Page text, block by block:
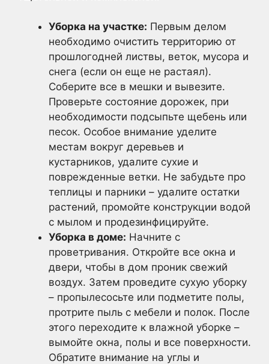
Уборка на участке: Первым делом
необходимо очистить территорию от
прошлогодней листвы, веток, мусора и
снега (если он еще не растаял).
Соберите все в мешки и вывезите.
Проверьте состояние дорожек, при
необходимости подсыпьте щебень или
песок. Особое внимание уделите
местам вокруг деревьев и
кустарников, удалите сухие и
поврежденные ветки. Не забудьте про
теплицы и парники – удалите остатки
растений, промойте конструкции водой
с мылом и продезинфицируйте.
Уборка в доме: Начните с
проветривания. Откройте все окна и
двери, чтобы в дом проник свежий
воздух. Затем проведите сухую уборку
– пропылесосьте или подметите полы,
протрите пыль с мебели и полок. После
этого переходите к влажной уборке –
вымойте окна, полы и все поверхности.
Обратите внимание на углы и